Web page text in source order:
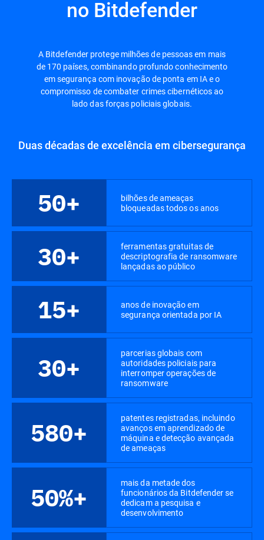
no Bitdefender
A Bitdefender protege milhões de pessoas em mais
de 170 países, combinando profundo conhecimento
em segurança com inovação de ponta em IA e o
compromisso de combater crimes cibernéticos ao
lado das forças policiais globais.
Duas décadas de excelência em cibersegurança
50+
bilhões de ameaças
bloqueadas todos os anos
30+
ferramentas gratuitas de
descriptografia de ransomware
lançadas ao público
15+
anos de inovação em
segurança orientada por IA
30+
parcerias globais com
autoridades policiais para
interromper operações de
ransomware
580+
patentes registradas, incluindo
avanços em aprendizado de
máquina e detecção avançada
de ameaças
50%+
mais da metade dos
funcionários da Bitdefender se
dedicam a pesquisa e
desenvolvimento